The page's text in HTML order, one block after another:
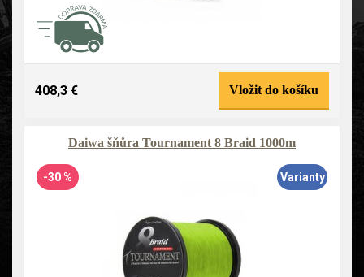
408,3 € Vložit do košíku
Daiwa šňůra Tournament 8 Braid 1000m
-30 % Varianty